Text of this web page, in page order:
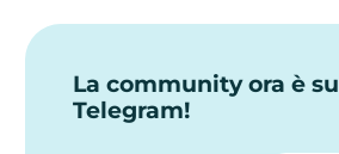
La community ora è su
Telegram!